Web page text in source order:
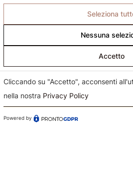
Seleziona
Nessuna
Accetto
Cliccando su "Accetto", acconsenti
nella nostra Privacy Policy
Powered by